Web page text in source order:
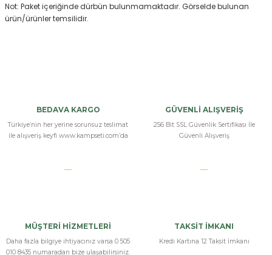
Not: Paket içeriğinde dürbün bulunmamaktadır. Görselde bulunan
ürün/ürünler temsilidir.
BEDAVA KARGO
Türkiye’nin her yerine sorunsuz teslimat
ile alışveriş keyfi www.kampseti.com’da
GÜVENLİ ALIŞVERİŞ
256 Bit SSL Güvenlik Sertifikası İle
Güvenli Alışveriş
MÜŞTERİ HİZMETLERİ
Daha fazla bilgiye ihtiyacınız varsa 0 505
010 8435 numaradan bize ulaşabilirsiniz.
TAKSİT İMKANI
Kredi Kartına 12 Taksit İmkanı